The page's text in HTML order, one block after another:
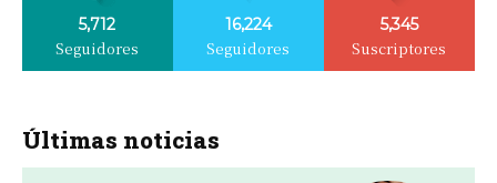
5,712
Seguidores
16,224
Seguidores
5,345
Suscriptores
Últimas noticias